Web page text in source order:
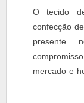
O tecido
confecção
presente
mercado e